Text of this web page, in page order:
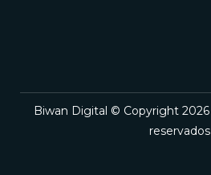
Biwan Digital © Copyright
reservados